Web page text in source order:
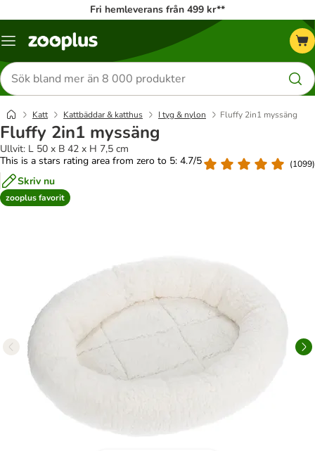
Fri hemleverans från 499 kr**
Katalogmeny
Sök
efter
produkter
Katt Kattbäddar & katthus I tyg & nylon Fluffy 2in1 myssäng
Fluffy 2in1 myssäng
Ullvit: L 50 x B 42 x H 7,5 cm
This is a stars rating area from zero to 5: 4.7/5
(1099)
Skriv nu
zooplus favorit